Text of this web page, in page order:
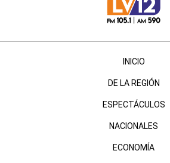
INICIO
DE LA REGIÓN
ESPECTÁCULOS
NACIONALES
ECONOMÍA